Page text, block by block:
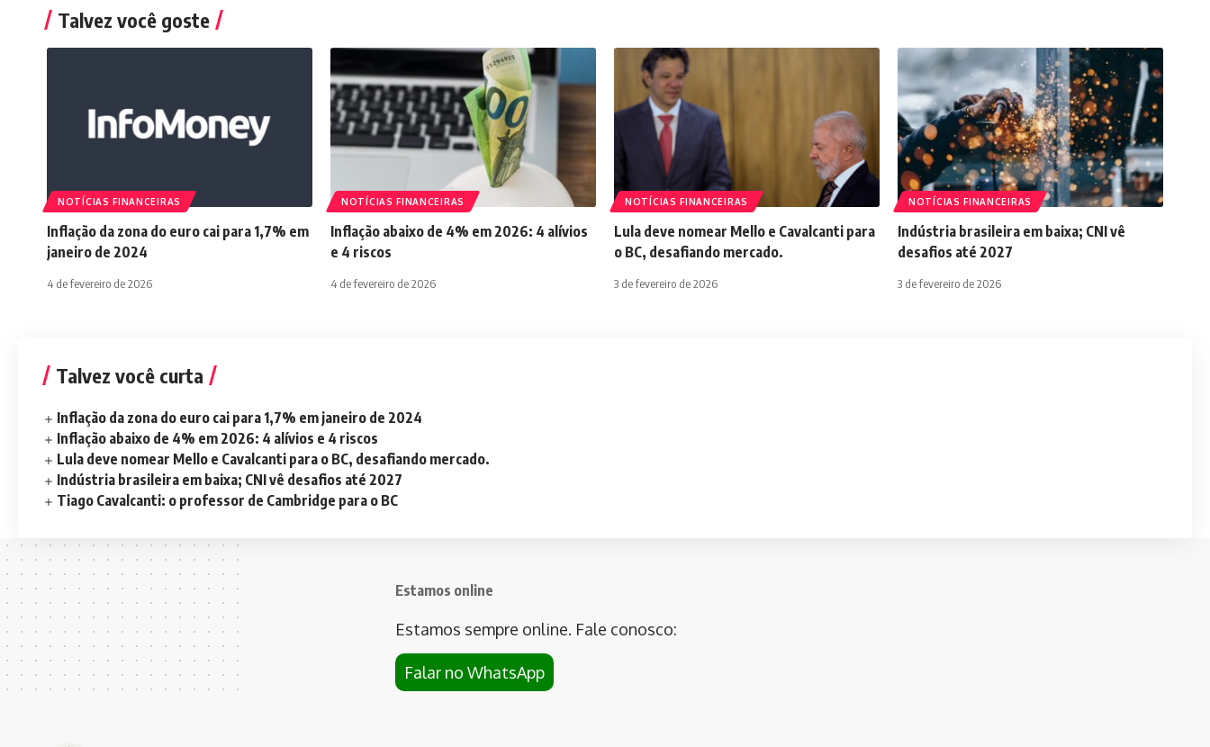
Talvez você goste
NOTÍCIAS FINANCEIRAS
Inflação da zona do euro cai para 1,7% em
janeiro de 2024
4 de fevereiro de 2026
NOTÍCIAS FINANCEIRAS
Inflação abaixo de 4% em 2026: 4 alívios
e 4 riscos
4 de fevereiro de 2026
NOTÍCIAS FINANCEIRAS
Lula deve nomear Mello e Cavalcanti para
o BC, desafiando mercado.
3 de fevereiro de 2026
NOTÍCIAS FINANCEIRAS
Indústria brasileira em baixa; CNI vê
desafios até 2027
3 de fevereiro de 2026
Talvez você curta
Inflação da zona do euro cai para 1,7% em janeiro de 2024
Inflação abaixo de 4% em 2026: 4 alívios e 4 riscos
Lula deve nomear Mello e Cavalcanti para o BC, desafiando mercado.
Indústria brasileira em baixa; CNI vê desafios até 2027
Tiago Cavalcanti: o professor de Cambridge para o BC
Estamos online
Estamos sempre online. Fale conosco:
Falar no WhatsApp